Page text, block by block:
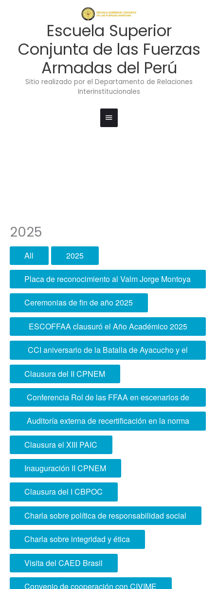
Escuela Superior
Conjunta de las Fuerzas
Armadas del Perú
Sitio realizado por el Departamento de Relaciones
Interinstitucionales
principal
2025
All 2025
Placa de reconocimiento al Valm Jorge Montoya
Ceremonias de fin de año 2025
ESCOFFAA clausuró el Año Académico 2025
en ceremonia presidida por el Presidente de la
República
CCI aniversario de la Batalla de Ayacucho y el
Día del Ejército
Clausura del II CPNEM
Conferencia Rol de las FFAA en escenarios de
Estado de Emergencia
Auditoría externa de recertificación en la norma
ISO 21001:2018
Clausura el XIII PAIC
Inauguración II CPNEM
Clausura del I CBPOC
Charla sobre política de responsabilidad social
Charla sobre integridad y ética
Visita del CAED Brasil
Convenio de cooperación con CIVIME